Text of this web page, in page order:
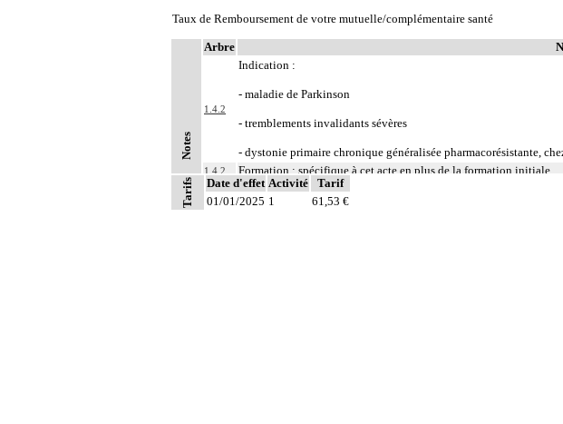
Taux de Remboursement de votre mutuelle/complémentaire santé
Notes
Arbre
1.4.2
Indication :
- maladie de Parkinson
- tremblements invalidants sévères
- dystonie primaire chronique généralisée pharmacorésistante,
1.4.2 Formation : spécifique à cet acte en plus de la formation initiale
1
À l'exclusion de : analgésie postopératoire
1
Par intrathécal, on entend : dans l'espace subarachnoïdien.
Tarifs Date d'effet Activité
Tarif
01/01/2025 1 61,53 €